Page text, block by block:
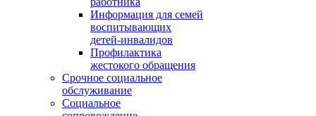
Информация для семей
воспитывающих
детей-инвалидов
Профилактика
жестокого обращения
Срочное социальное
обслуживание
Социальное